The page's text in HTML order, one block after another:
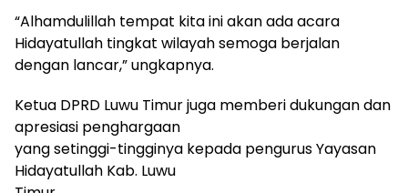
“Alhamdulillah tempat kita ini akan ada acara
Hidayatullah tingkat wilayah semoga berjalan
dengan lancar,” ungkapnya.
Ketua DPRD Luwu Timur juga memberi dukungan dan
apresiasi penghargaan
yang setinggi-tingginya kepada pengurus Yayasan
Hidayatullah Kab. Luwu